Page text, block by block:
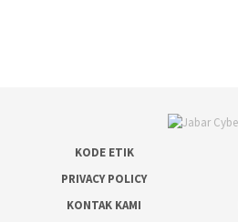
KODE ETIK
PRIVACY POLICY
KONTAK KAMI